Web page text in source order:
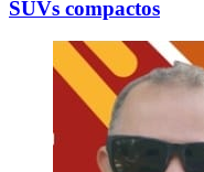
SUVs compactos